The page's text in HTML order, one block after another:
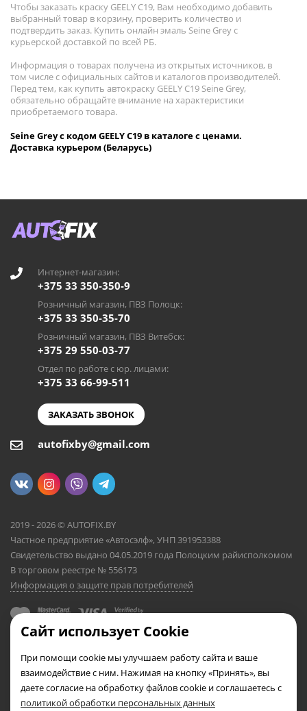
Чтобы заказать краску GEELY C19, Вам необходимо добавить
выбранный товар в корзину, проверить количество и
подтвердить заказ. Купить онлайн эмаль Seine Grey с
курьерской доставкой по всей РБ.
Информация о товарах получена из открытых источников, в
том числе с официальных сайтов и каталогов производителей.
Перед тем, как купить автокраску GEELY C19 Seine Grey,
обязательно обращайте внимание на характеристики
приобретаемого товара.
Seine Grey с кодом GEELY C19 в каталоге с ценами.
Доставка курьером (Беларусь)
Интернет-магазин:
+375 33 350-350-9
Розничный магазин, ПВЗ Полоцк:
+375 33 350-35-70
Розничный магазин, ПВЗ Витебск:
+375 29 550-03-77
Отдел по работе с юр. лицами:
+375 33 66-99-511
ЗАКАЗАТЬ ЗВОНОК
autofixby@gmail.com
2019 - 2026 © AUTOFIX.BY
Частное предприятие «Автосэлф», УНП 391953388
Свидетельство выдано 04.05.2019 года Полоцким райисполкомом
В торговом реестре № 556173
Информация о защите прав потребителей
Сайт использует Cookie
При помощи cookie мы улучшаем работу сайта и ваше
взаимодействие с ним. Нажимая на кнопку «Принять», вы
даете согласие на обработку файлов cookie и соглашаетесь с
политикой обработки персональных данных